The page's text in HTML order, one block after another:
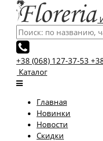
+38 (068) 127-37-53
Каталог
Главная
Новинки
Новости
Скидки